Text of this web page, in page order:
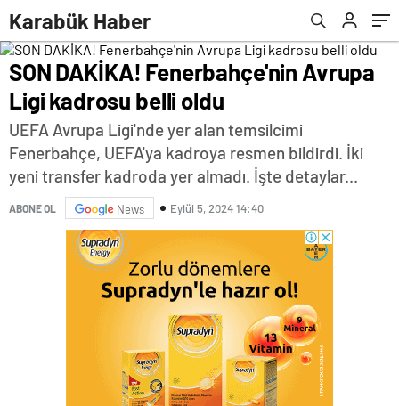
Karabük Haber
SON DAKİKA! Fenerbahçe'nin Avrupa
Ligi kadrosu belli oldu
UEFA Avrupa Ligi'nde yer alan temsilcimi
Fenerbahçe, UEFA'ya kadroya resmen bildirdi. İki
yeni transfer kadroda yer almadı. İşte detaylar...
ABONE OL News Eylül 5, 2024 14:40